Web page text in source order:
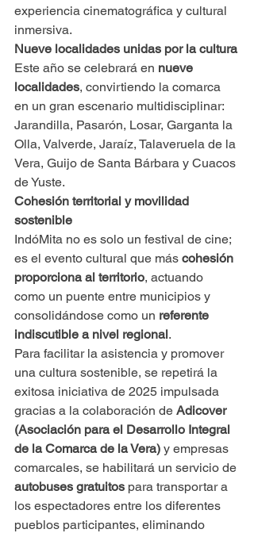
experiencia cinematográfica y cultural
inmersiva.
Nueve localidades unidas por la cultura
Este año se celebrará en nueve
localidades, convirtiendo la comarca
en un gran escenario multidisciplinar:
Jarandilla, Pasarón, Losar, Garganta la
Olla, Valverde, Jaraíz, Talaveruela de la
Vera, Guijo de Santa Bárbara y Cuacos
de Yuste.
Cohesión territorial y movilidad
sostenible
IndóMita no es solo un festival de cine;
es el evento cultural que más cohesión
proporciona al territorio, actuando
como un puente entre municipios y
consolidándose como un referente
indiscutible a nivel regional.
Para facilitar la asistencia y promover
una cultura sostenible, se repetirá la
exitosa iniciativa de 2025 impulsada
gracias a la colaboración de Adicover
(Asociación para el Desarrollo Integral
de la Comarca de la Vera) y empresas
comarcales, se habilitará un servicio de
autobuses gratuitos para transportar a
los espectadores entre los diferentes
pueblos participantes, eliminando